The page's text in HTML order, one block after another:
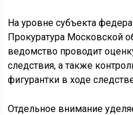
На уровне субъекта
Прокуратура Московской
ведомство проводит
следствия, а также
фигурантки в ходе
Отдельное внимание